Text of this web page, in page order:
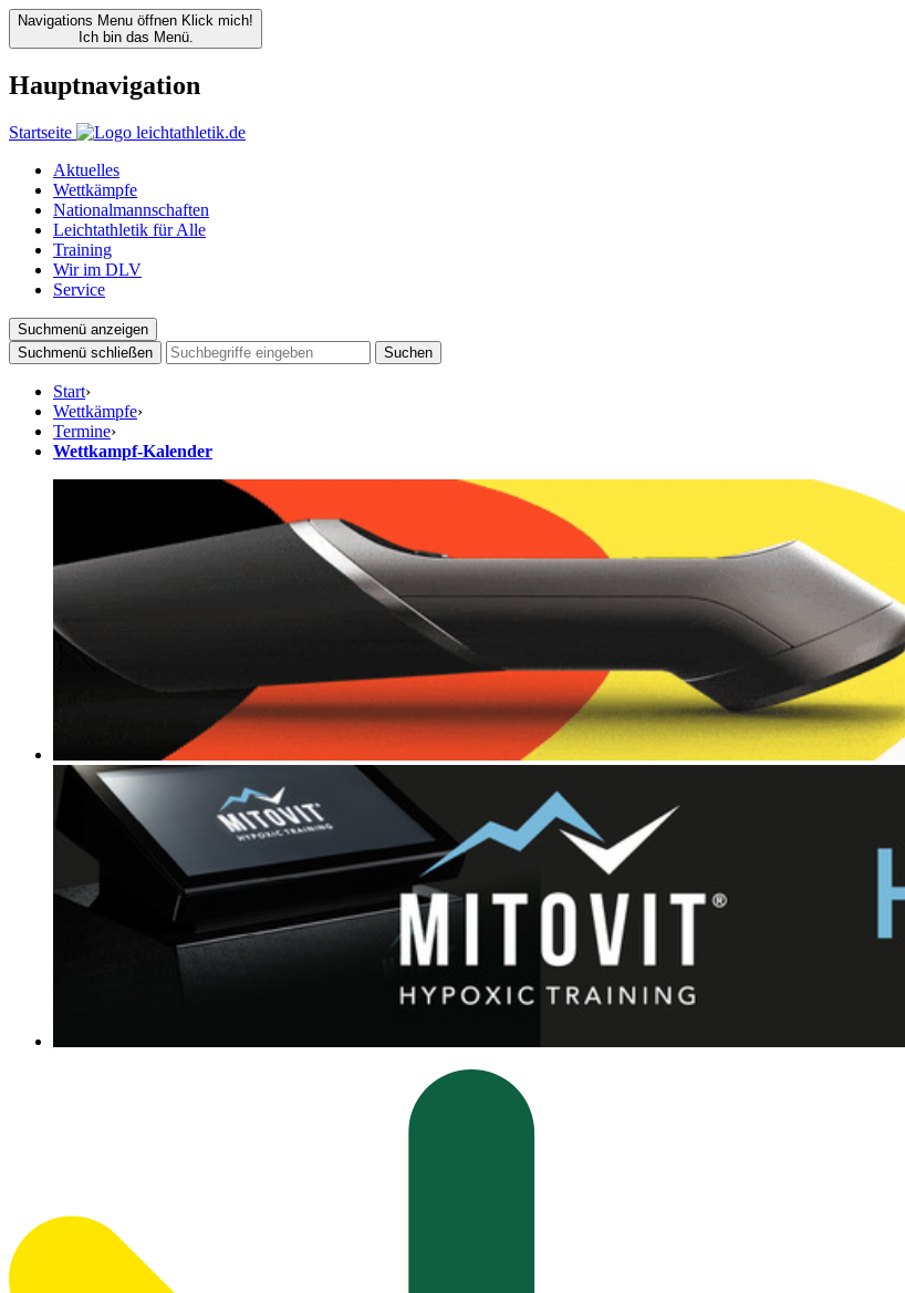
Navigations Menu öffnen Klick mich!
Ich bin das Menü.
Hauptnavigation
Startseite
Aktuelles
Wettkämpfe
Nationalmannschaften
Leichtathletik für Alle
Training
Wir im DLV
Service
Suchmenü anzeigen
Suchmenü schließen
Suchen
Start›
Wettkämpfe›
Termine›
Wettkampf-Kalender